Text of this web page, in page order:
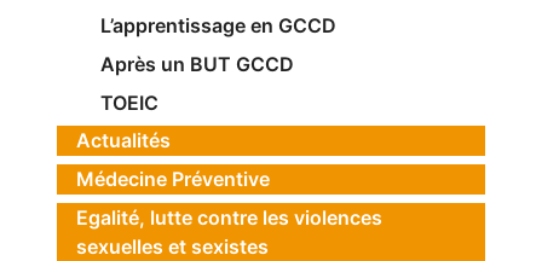
L’apprentissage en GCCD
Après un BUT GCCD
TOEIC
Actualités
Médecine Préventive
Egalité, lutte contre les violences
sexuelles et sexistes